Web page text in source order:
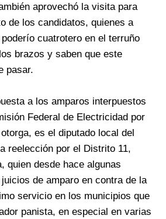
aprovechó la visita para
de los candidatos, quienes a
cuatrotero en el terruño
brazos y saben que este
pasar.
a los amparos interpuestos
Federal de Electricidad por
es el diputado local del
reelección por el Distrito 11,
quien desde hace algunas
de amparo en contra de la
servicio en los municipios que
panista, en especial en varias